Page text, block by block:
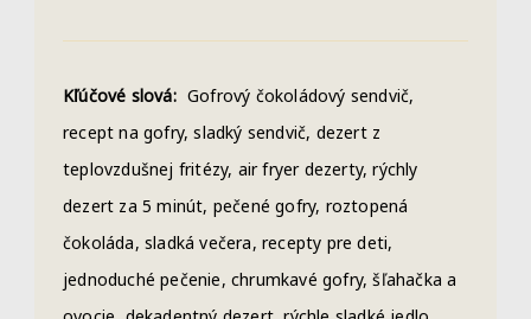
Kľúčové slová: Gofrový čokoládový sendvič,
recept na gofry, sladký sendvič, dezert z
teplovzdušnej fritézy, air fryer dezerty, rýchly
dezert za 5 minút, pečené gofry, roztopená
čokoláda, sladká večera, recepty pre deti,
jednoduché pečenie, chrumkavé gofry, šľahačka a